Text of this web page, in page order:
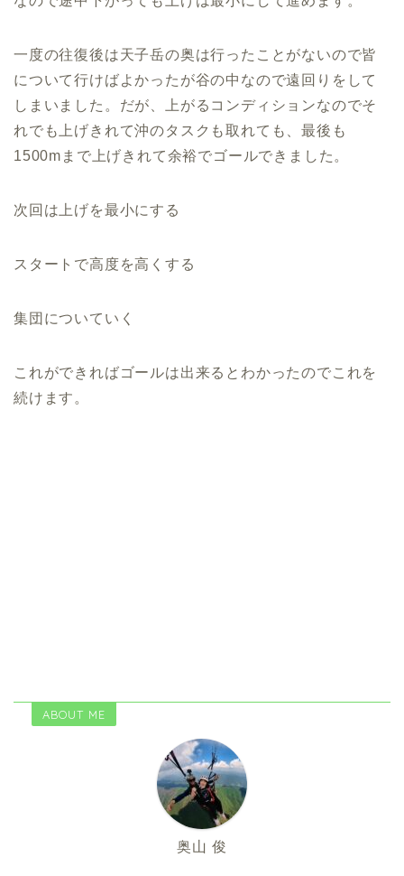
一度の往復後は天子岳の奥は行ったことがないので皆
について行けばよかったが谷の中なので遠回りをして
しまいました。だが、上がるコンディションなのでそ
れでも上げきれて沖のタスクも取れても、最後も
1500mまで上げきれて余裕でゴールできました。
次回は上げを最小にする
スタートで高度を高くする
集団についていく
これができればゴールは出来るとわかったのでこれを
続けます。
ABOUT ME
奥山 俊